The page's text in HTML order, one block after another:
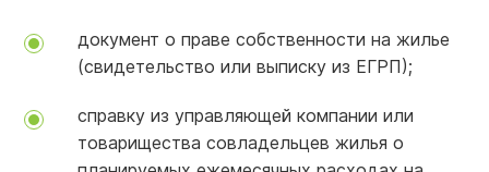
документ о праве собственности на жилье
(свидетельство или выписку из ЕГРП);
справку из управляющей компании или
товарищества совладельцев жилья о